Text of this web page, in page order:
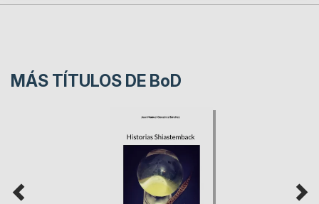
MÁS TÍTULOS DE BoD